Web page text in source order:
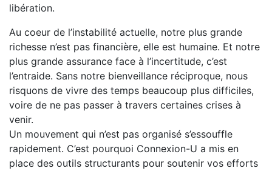
libération.
Au coeur de l’instabilité actuelle, notre plus grande
richesse n’est pas financière, elle est humaine. Et notre
plus grande assurance face à l’incertitude, c’est
l’entraide. Sans notre bienveillance réciproque, nous
risquons de vivre des temps beaucoup plus difficiles,
voire de ne pas passer à travers certaines crises à
venir.
Un mouvement qui n’est pas organisé s’essouffle
rapidement. C’est pourquoi Connexion-U a mis en
place des outils structurants pour soutenir vos efforts